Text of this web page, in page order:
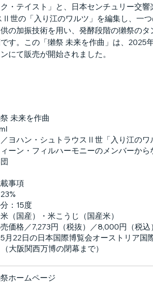
・テイスト」と、日本センチュリー交
Ⅱ世の「入り江のワルツ」を編集し、一
の加振技術を用い、発酵段階の獺祭の
す。この「獺祭 未来を作曲」は、2025
にて販売が開始されました。
未来を作曲
ヨハン・シュトラウスⅡ世「入り江のワ
ーン・フィルハーモニーのメンバーか
事項
：15度
（国産）・米こうじ（国産米）
価格／7,273円（税抜）／8,000円（税込）
月22日の日本国際博覧会オーストリア国
大阪関西万博の閉幕まで）
ホームページ